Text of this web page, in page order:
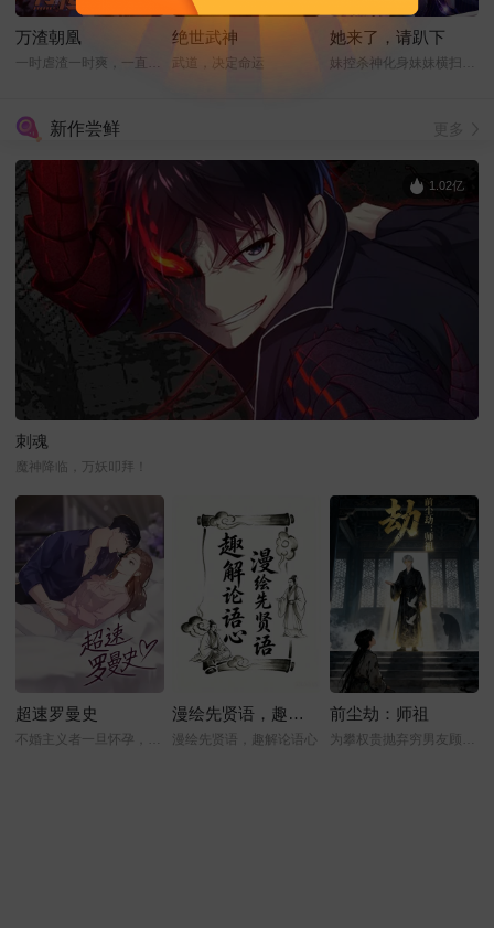
万渣朝凰
一时虐渣一时爽，一直虐渣一直爽
绝世武神
武道，决定命运
她来了，请趴下
妹控杀神化身妹妹横扫娱乐圈
新作尝鲜
刺魂
魔神降临，万妖叩拜！
1.02亿
超速罗曼史
不婚主义者一旦怀孕，那该怎么办？
漫绘先贤语，趣解论语心
漫绘先贤语，趣解论语心
前尘劫：师祖
为攀权贵抛弃穷男友顾寒的林浅浅